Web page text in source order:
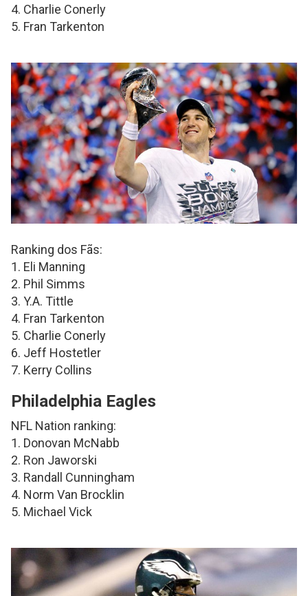
4. Charlie Conerly
5. Fran Tarkenton
Ranking dos Fãs:
1. Eli Manning
2. Phil Simms
3. Y.A. Tittle
4. Fran Tarkenton
5. Charlie Conerly
6. Jeff Hostetler
7. Kerry Collins
Philadelphia Eagles
NFL Nation ranking:
1. Donovan McNabb
2. Ron Jaworski
3. Randall Cunningham
4. Norm Van Brocklin
5. Michael Vick